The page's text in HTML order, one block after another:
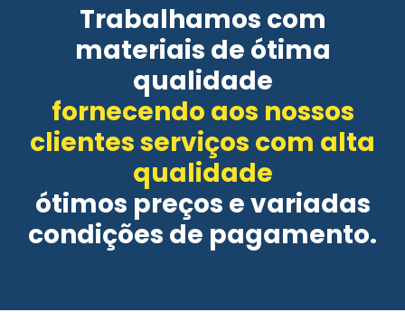
Trabalhamos com
materiais de ótima
qualidade
fornecendo aos nossos
clientes serviços com alta
qualidade
ótimos preços e variadas
condições de pagamento.